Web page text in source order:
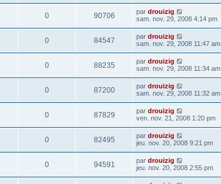
0 90706 par drouizig
sam. nov. 29, 2008 4:14 pm
0 84547 par drouizig
sam. nov. 29, 2008 11:47 am
0 88235 par drouizig
sam. nov. 29, 2008 11:34 am
0 87200 par drouizig
sam. nov. 29, 2008 11:32 am
0 87829 par drouizig
ven. nov. 21, 2008 1:20 pm
0 82495 par drouizig
jeu. nov. 20, 2008 9:21 pm
0 94591 par drouizig
jeu. nov. 20, 2008 2:55 pm